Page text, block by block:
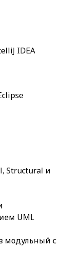
IDEA
Structural и
UML
модульный с